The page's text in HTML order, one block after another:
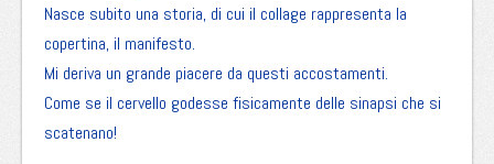
Nasce subito una storia, di cui il collage rappresenta la
copertina, il manifesto.
Mi deriva un grande piacere da questi accostamenti.
Come se il cervello godesse fisicamente delle sinapsi che si
scatenano!